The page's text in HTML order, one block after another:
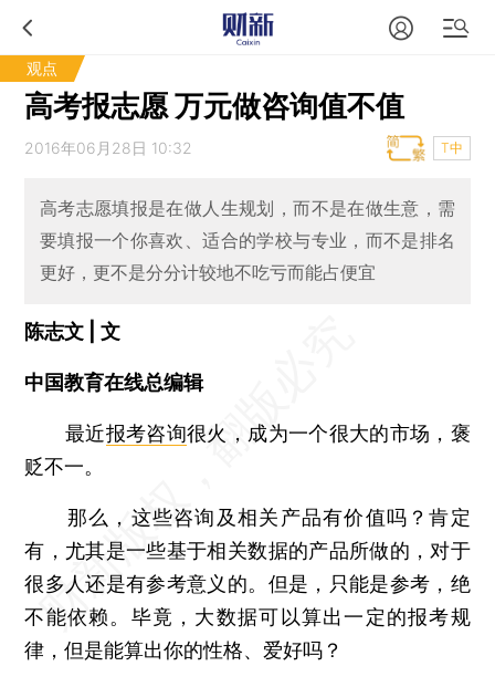
观点
高考报志愿 万元做咨询值不值
2016年06月28日 10:32 T中
高考志愿填报是在做人生规划，而不是在做生意，需
要填报一个你喜欢、适合的学校与专业，而不是排名
更好，更不是分分计较地不吃亏而能占便宜
陈志文 | 文
中国教育在线总编辑
最近报考咨询很火，成为一个很大的市场，褒
贬不一。
那么，这些咨询及相关产品有价值吗？肯定
有，尤其是一些基于相关数据的产品所做的，对于
很多人还是有参考意义的。但是，只能是参考，绝
不能依赖。毕竟，大数据可以算出一定的报考规
律，但是能算出你的性格、爱好吗？